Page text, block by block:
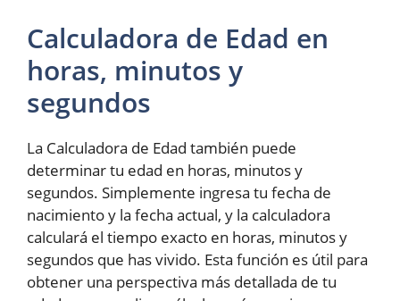
Calculadora de Edad en
horas, minutos y
segundos
La Calculadora de Edad también puede
determinar tu edad en horas, minutos y
segundos. Simplemente ingresa tu fecha de
nacimiento y la fecha actual, y la calculadora
calculará el tiempo exacto en horas, minutos y
segundos que has vivido. Esta función es útil para
obtener una perspectiva más detallada de tu